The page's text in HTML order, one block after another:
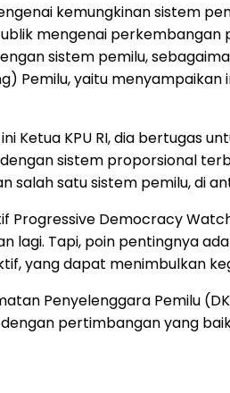
kemungkinan sistem
mengenai
sistem pemilu,
Pemilu, yaitu
Ketua KPU RI, dia bertugas
sistem proporsional
salah satu sistem pemilu, di
Progressive Democracy
Tapi, poin pentingnya
yang dapat menimbulkan
Penyelenggara Pemilu
pertimbangan yang